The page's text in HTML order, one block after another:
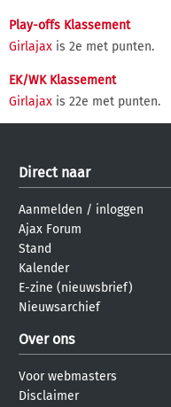
Play-offs Klassement
Girlajax is 2e met punten.
EK/WK Klassement
Girlajax is 22e met punten.
Direct naar
Aanmelden / inloggen
Ajax Forum
Stand
Kalender
E-zine (nieuwsbrief)
Nieuwsarchief
Over ons
Voor webmasters
Disclaimer